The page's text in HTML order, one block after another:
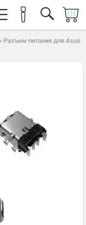
» Разъем питания для Asus